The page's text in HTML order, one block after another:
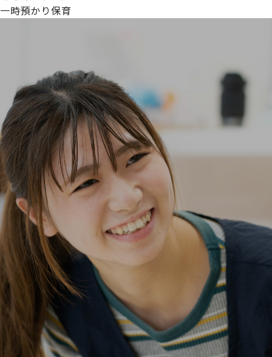
一時預かり保育